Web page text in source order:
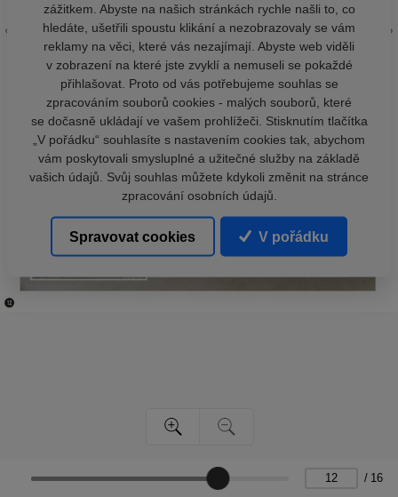
/ 16
zážitkem. Abyste na našich stránkách rychle našli to, co
hledáte, ušetřili spoustu klikání a nezobrazovaly se vám
reklamy na věci, které vás nezajímají. Abyste web viděli
v zobrazení na které jste zvyklí a nemuseli se pokaždé
přihlašovat. Proto od vás potřebujeme souhlas se
zpracováním souborů cookies - malých souborů, které
se dočasně ukládají ve vašem prohlížeči. Stisknutím tlačítka
„V pořádku“ souhlasíte s nastavením cookies tak, abychom
vám poskytovali smysluplné a užitečné služby na základě
vašich údajů. Svůj souhlas můžete kdykoli změnit na stránce
zpracování osobních údajů.
Spravovat cookies V pořádku